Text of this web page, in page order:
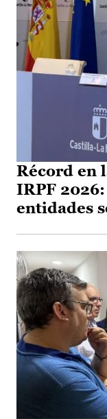
Récord en
IRPF
entidades